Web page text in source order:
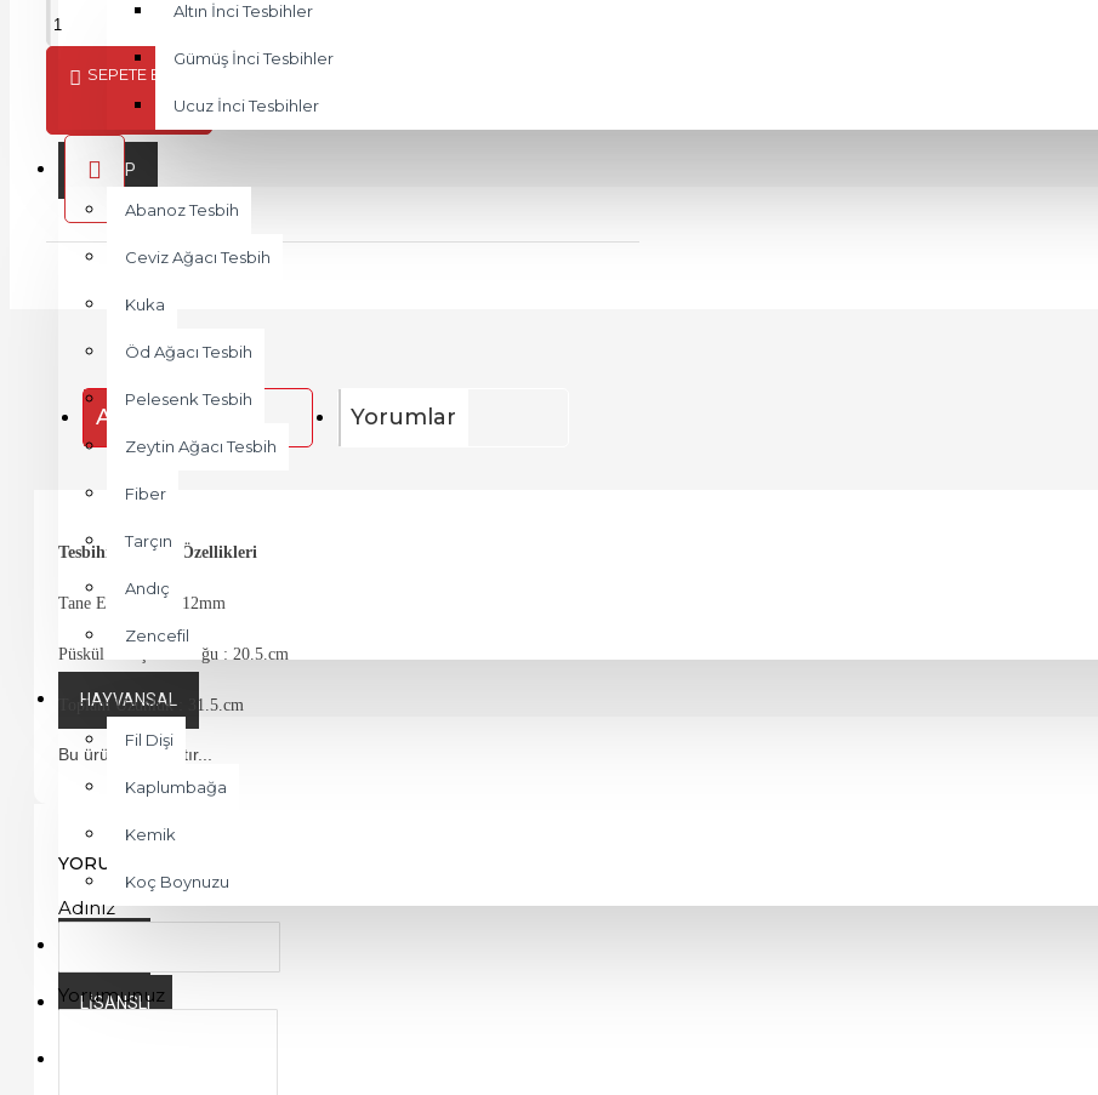
Altın İnci Tesbihler
Gümüş İnci Tesbihler
Ucuz İnci Tesbihler
AHŞAP
Abanoz Tesbih
Ceviz Ağacı Tesbih
Kuka
Öd Ağacı Tesbih
Pelesenk Tesbih
Zeytin Ağacı Tesbih
Fiber
Tarçın
Andıç
Zencefil
HAYVANSAL
Fil Dişi
Kaplumbağa
Kemik
Koç Boynuzu
LISANSLI
SEPETE EKLE
Açıklama Yorumlar
Tesbihin Teknik Özellikleri
Tane Ebatı : 9.5*.12mm
Püskül Harıç Uzunluğu : 20.5.cm
Toplam Uzunluk : 31.5.cm
Bu ürün satılmıştır...
YORUM YAP
Adınız
Yorumunuz